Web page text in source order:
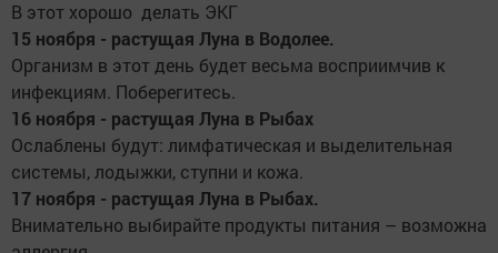
В этот хорошо делать ЭКГ
15 ноября - растущая Луна в Водолее.
Организм в этот день будет весьма восприимчив к
инфекциям. Поберегитесь.
16 ноября - растущая Луна в Рыбах
Ослаблены будут: лимфатическая и выделительная
системы, лодыжки, ступни и кожа.
17 ноября - растущая Луна в Рыбах.
Внимательно выбирайте продукты питания – возможна